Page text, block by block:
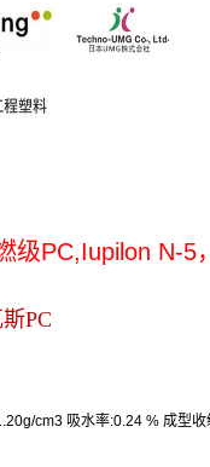
级PC,Iupilon N-5
PC
cm3 吸水率:0.24 % 成型收